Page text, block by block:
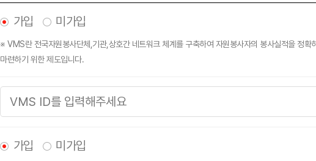
가입 미가입
※ VMS란 전국자원봉사단체,기관,상호간 네트워크 체계를 구축하여 자원봉사자의 봉사실적을 정
마련하기 위한 제도입니다.
가입 미가입